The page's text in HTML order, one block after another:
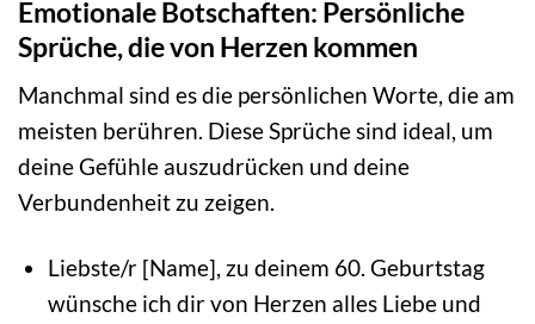
Emotionale Botschaften: Persönliche
Sprüche, die von Herzen kommen
Manchmal sind es die persönlichen Worte, die am
meisten berühren. Diese Sprüche sind ideal, um
deine Gefühle auszudrücken und deine
Verbundenheit zu zeigen.
Liebste/r [Name], zu deinem 60. Geburtstag
wünsche ich dir von Herzen alles Liebe und